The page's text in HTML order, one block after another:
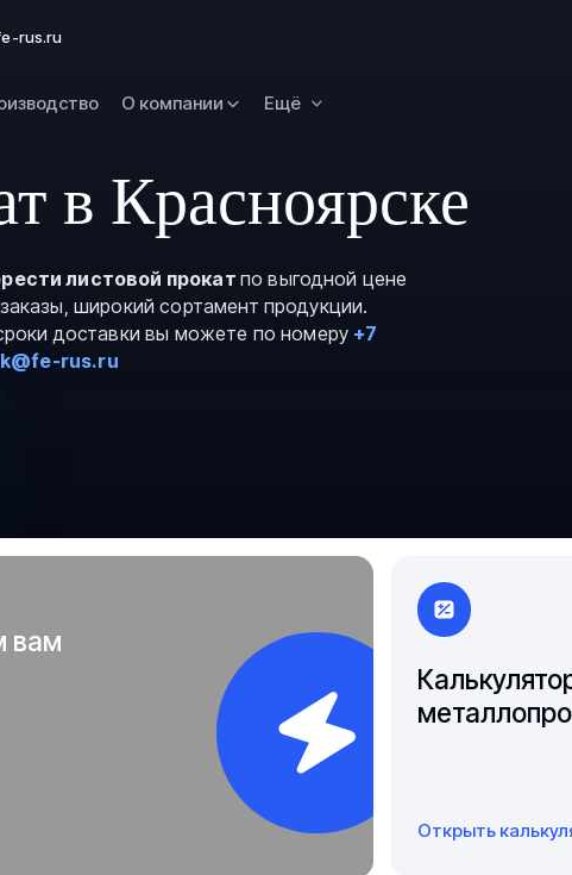
rus.ru
О компании Ещё
Рязань
Самара
Чита
Якутск
в Красноярске
листовой прокат по выгодной цене
широкий сортамент продукции.
доставки вы можете по номеру +7
rus.ru
вам
Открыть